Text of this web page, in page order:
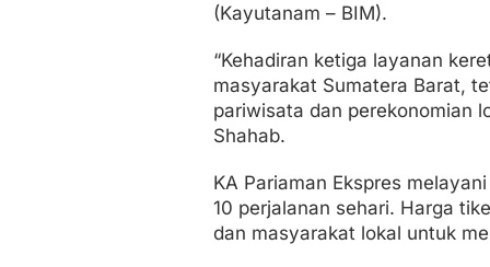
(Kayutanam – BIM).
“Kehadiran ketiga layanan
masyarakat Sumatera Barat,
pariwisata dan perekonomian
Shahab.
KA Pariaman Ekspres
10 perjalanan sehari. Harga
dan masyarakat lokal untuk